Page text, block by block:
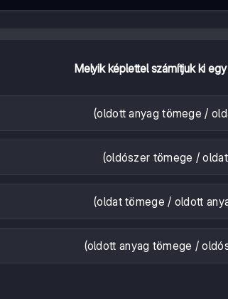
Melyik képlettel számítjuk ki
(oldott anyag tömege /
(oldószer tömege /
(oldat tömege / oldott
(oldott anyag tömege /